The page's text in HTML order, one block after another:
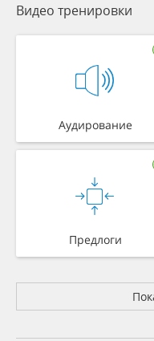
Видео тренировки
Аудирование
Предлоги